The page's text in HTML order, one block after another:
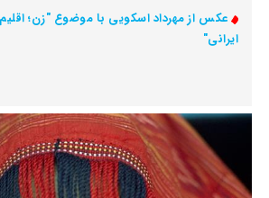
عکس از مهرداد اسکویی با موضوع "زن؛
ایرانی"